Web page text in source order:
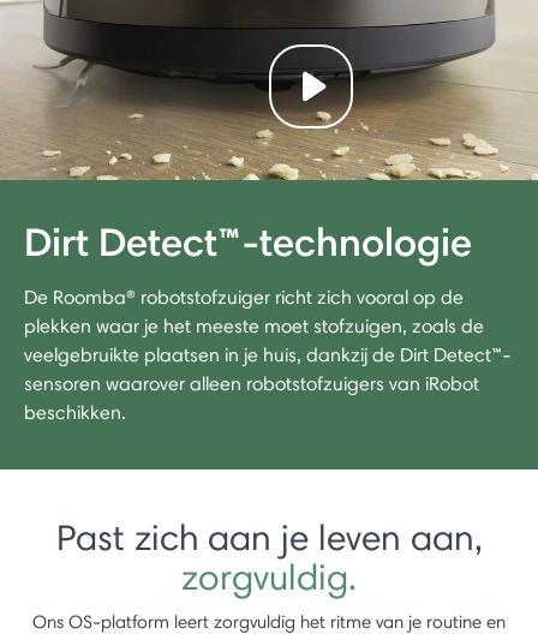
Play video
Dirt Detect™-technologie
De Roomba® robotstofzuiger richt zich vooral op de
plekken waar je het meeste moet stofzuigen, zoals de
veelgebruikte plaatsen in je huis, dankzij de Dirt Detect™-
sensoren waarover alleen robotstofzuigers van iRobot
beschikken.
Past zich aan je leven aan,
zorgvuldig.
Ons OS-platform leert zorgvuldig het ritme van je routine en